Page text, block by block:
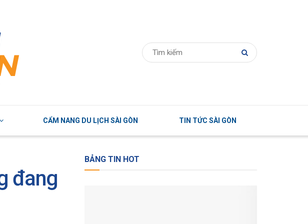
CẨM NANG DU LỊCH SÀI GÒN TIN TỨC SÀI GÒN
đang
BẢNG TIN HOT